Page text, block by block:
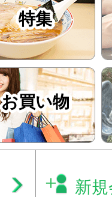
特集
お買い物
新